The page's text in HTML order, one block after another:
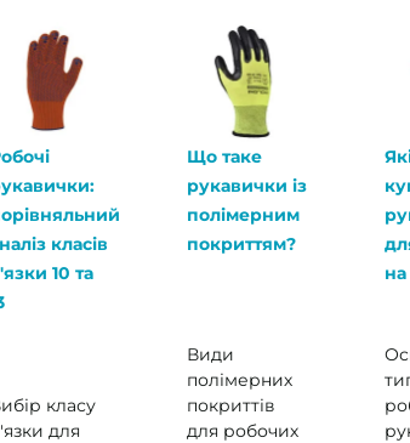
класів
10 та
класу
для
Що таке
рукавички із
полімерним
покриттям?
Види
полімерних
покриттів
для робочих
на